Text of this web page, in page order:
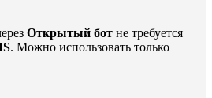
Открытый бот не требуется
. Можно использовать только